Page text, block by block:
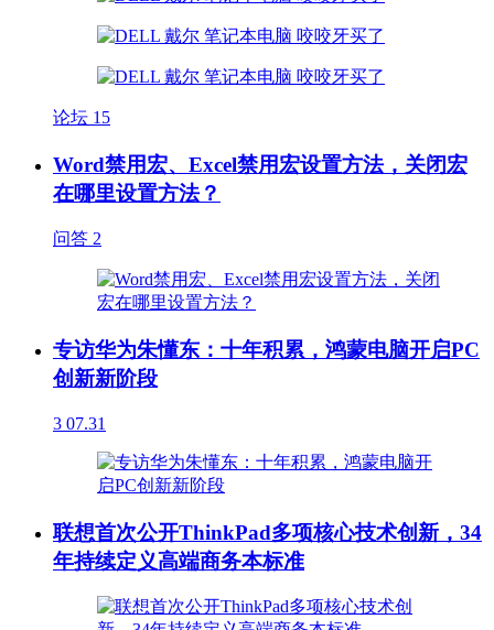
论坛 15
Word禁用宏、Excel禁用宏设置方法，关闭宏
在哪里设置方法？
问答 2
专访华为朱懂东：十年积累，鸿蒙电脑开启PC
创新新阶段
3 07.31
联想首次公开ThinkPad多项核心技术创新，34
年持续定义高端商务本标准